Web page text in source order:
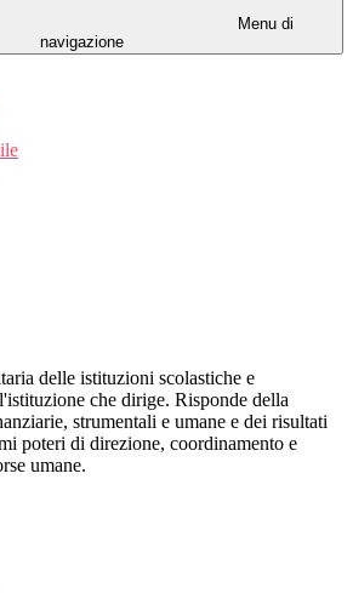
Menu di
navigazione
delle istituzioni scolastiche e
che dirige. Risponde della
strumentali e umane e dei risultati
poteri di direzione, coordinamento e
umane.